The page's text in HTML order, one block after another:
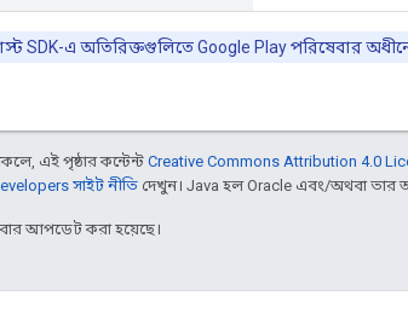
SDK-এ অতিরিক্তগুলিতে Google Play পরিষেবার
এই পৃষ্ঠার কন্টেন্ট Creative Commons Attribution 4.0
সাইট নীতি দেখুন। Java হল Oracle এবং/অথবা তার
আপডেট করা হয়েছে।